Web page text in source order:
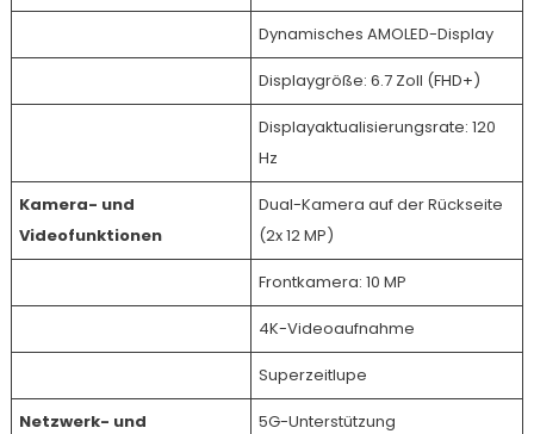
Dynamisches AMOLED-Display
Displaygröße: 6.7 Zoll (FHD+)
Displayaktualisierungsrate: 120
Hz
Kamera- und
Videofunktionen
Dual-Kamera auf der Rückseite
(2x 12 MP)
Frontkamera: 10 MP
4K-Videoaufnahme
Superzeitlupe
Netzwerk- und
5G-Unterstützung